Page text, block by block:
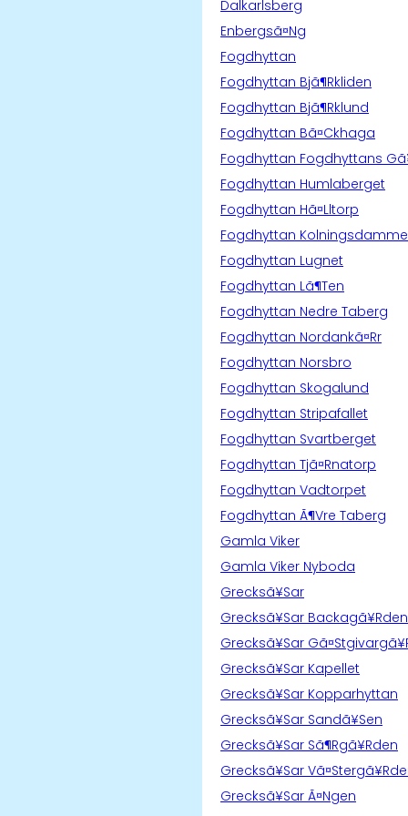
Dalkarlsberg
Enbergsã¤Ng
Fogdhyttan
Fogdhyttan Bjã¶Rkliden
Fogdhyttan Bjã¶Rklund
Fogdhyttan Bã¤Ckhaga
Fogdhyttan Fogdhyttans
Fogdhyttan Humlaberget
Fogdhyttan Hã¤Lltorp
Fogdhyttan
Fogdhyttan Lugnet
Fogdhyttan Lã¶Ten
Fogdhyttan Nedre Taberg
Fogdhyttan Nordankã¤Rr
Fogdhyttan Norsbro
Fogdhyttan Skogalund
Fogdhyttan Stripafallet
Fogdhyttan Svartberget
Fogdhyttan Tjã¤Rnatorp
Fogdhyttan Vadtorpet
Fogdhyttan Ã¶Vre Taberg
Gamla Viker
Gamla Viker Nyboda
Grecksã¥Sar
Grecksã¥Sar Backagã¥Rden
Grecksã¥Sar
Grecksã¥Sar Kapellet
Grecksã¥Sar Kopparhyttan
Grecksã¥Sar Sandã¥Sen
Grecksã¥Sar Sã¶Rgã¥Rden
Grecksã¥Sar
Grecksã¥Sar Ã¤Ngen